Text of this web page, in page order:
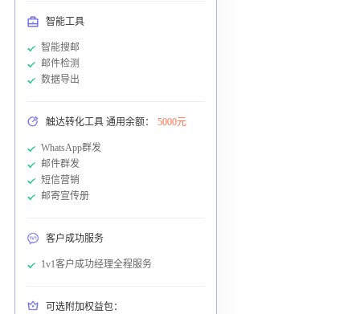
智能工具
智能搜邮
邮件检测
数据导出
触达转化工具 通用余额： 5000元
WhatsApp群发
邮件群发
短信营销
邮寄宣传册
客户成功服务
1v1客户成功经理全程服务
可选附加权益包：